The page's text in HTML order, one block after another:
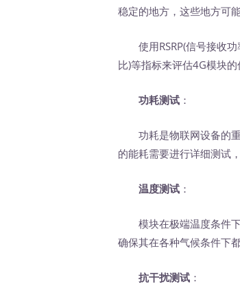
稳定的地方，这些地方可
使用RSRP(信号接收功
比)等指标来评估4G模块的
功耗测试 ：
功耗是物联网设备的重
的能耗需要进行详细测试
温度测试 ：
模块在极端温度条件下
确保其在各种气候条件下
抗干扰测试 ：